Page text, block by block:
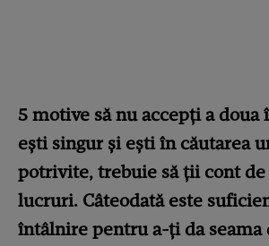
5 motive să nu accepți a doua
ești singur și ești în căutarea
potrivite, trebuie să ții cont
lucruri. Câteodată este
întâlnire pentru a-ți da seama